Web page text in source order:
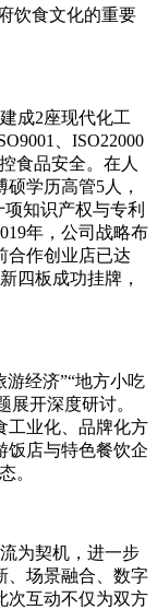
饮食文化的重要
成2座现代化工
、ISO22000
食品安全。在人
学历高管5人，
知识产权与专利
年，公司战略布
合作创业店已达
四板成功挂牌，
经济”“地方小吃
展开深度研讨。
工业化、品牌化方
饭店与特色餐饮企
。
为契机，进一步
、场景融合、数字
次互动不仅为双方